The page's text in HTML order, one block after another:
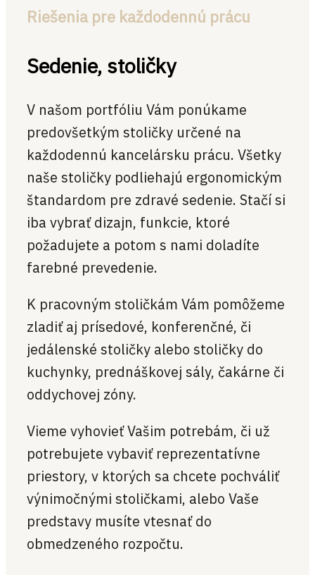
Riešenia pre každodennú prácu
Sedenie, stoličky
V našom portfóliu Vám ponúkame
predovšetkým stoličky určené na
každodennú kancelársku prácu. Všetky
naše stoličky podliehajú ergonomickým
štandardom pre zdravé sedenie. Stačí si
iba vybrať dizajn, funkcie, ktoré
požadujete a potom s nami doladíte
farebné prevedenie.
K pracovným stoličkám Vám pomôžeme
zladiť aj prísedové, konferenčné, či
jedálenské stoličky alebo stoličky do
kuchynky, prednáškovej sály, čakárne či
oddychovej zóny.
Vieme vyhovieť Vašim potrebám, či už
potrebujete vybaviť reprezentatívne
priestory, v ktorých sa chcete pochváliť
výnimočnými stoličkami, alebo Vaše
predstavy musíte vtesnať do
obmedzeného rozpočtu.